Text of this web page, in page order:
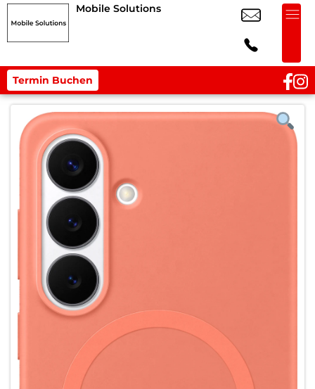
Mobile Solutions
Termin Buchen